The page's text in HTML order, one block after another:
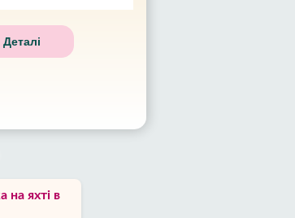
Деталі
на яхті в